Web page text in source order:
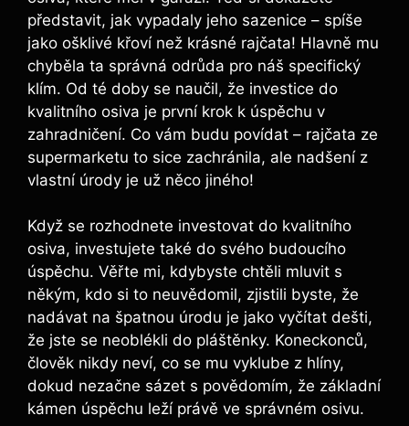
představit, jak vypadaly jeho sazenice – spíše
jako ošklivé křoví než krásné rajčata! Hlavně mu
chyběla ta správná odrůda pro náš specifický
klím. Od té doby se naučil, že investice do
kvalitního osiva je první krok k úspěchu v
zahradničení. Co vám budu povídat – rajčata ze
supermarketu to sice zachránila, ale nadšení z
vlastní úrody je už něco jiného!
Když se rozhodnete investovat do kvalitního
osiva, investujete také do svého budoucího
úspěchu. Věřte mi, kdybyste chtěli mluvit s
někým, kdo si to neuvědomil, zjistili byste, že
nadávat na špatnou úrodu je jako vyčítat dešti,
že jste se neoblékli do pláštěnky. Koneckonců,
člověk nikdy neví, co se mu vyklube z hlíny,
dokud nezačne sázet s povědomím, že základní
kámen úspěchu leží právě ve správném osivu.